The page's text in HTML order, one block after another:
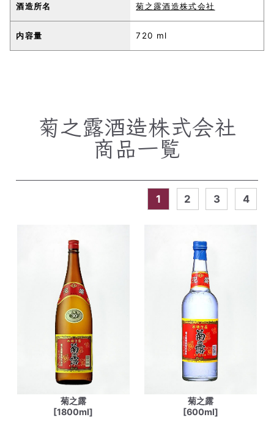
酒造所名 菊之露酒造株式会社
内容量 720 ml
菊之露酒造株式会社
商品一覧
1 2 3 4
菊之露
[1800ml]
菊之露
[600ml]